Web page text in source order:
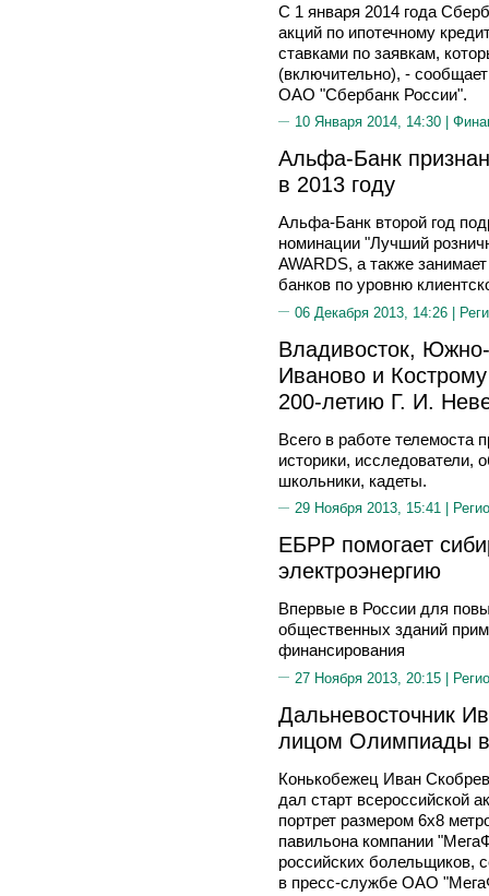
С 1 января 2014 года
акций по ипотечному
ставками по заявкам,
(включительно), -
ОАО "Сбербанк России".
10 Января 2014, 14:30 |
Альфа-Банк
в 2013 году
Альфа-Банк второй год
номинации "Лучший
AWARDS, а также
банков по уровню
06 Декабря 2013, 14:26 |
Владивосток,
Иваново и
200-летию Г. И.
Всего в работе телемоста
историки, исследователи,
школьники, кадеты.
29 Ноября 2013, 15:41 |
ЕБРР помогает
электроэнергию
Впервые в России для
общественных зданий
финансирования
27 Ноября 2013, 20:15 |
Дальневосточник
лицом Олимпиады
Конькобежец Иван
дал старт всероссийской
портрет размером 6х8
павильона компании
российских болельщиков,
в пресс-службе ОАО